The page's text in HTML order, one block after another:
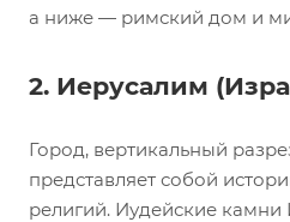
а ниже — римский дом и
2. Иерусалим
Город, вертикальный
представляет собой
религий. Иудейские камни